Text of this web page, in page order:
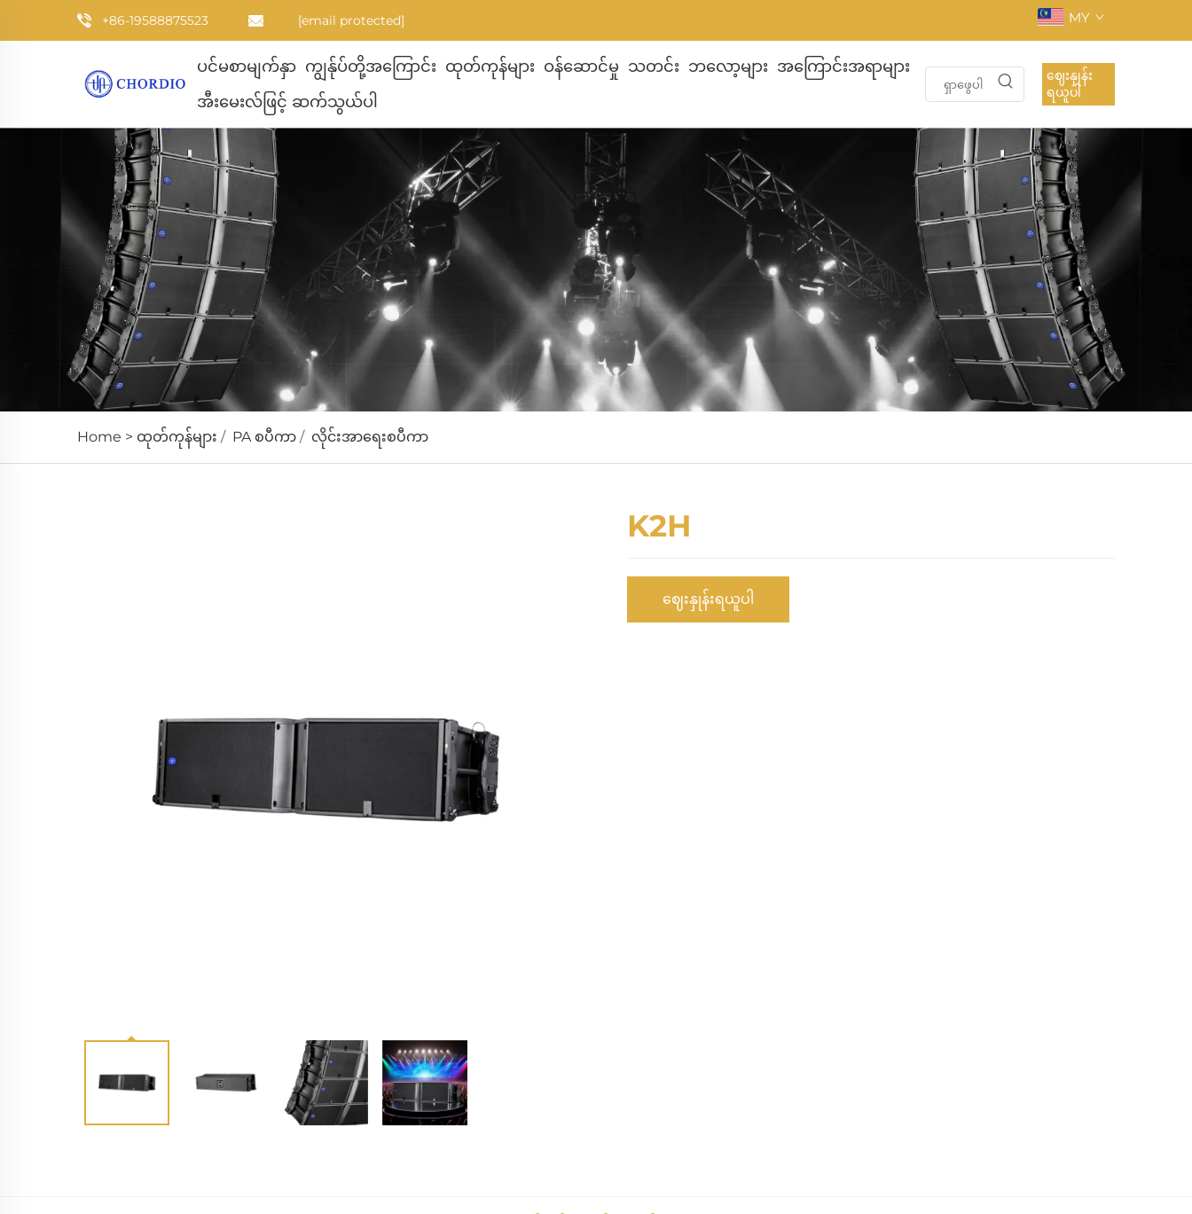
+86-19588875523 [email protected] MY
ပင်မစာမျက်နှာ ကျွန်ုပ်တို့အကြောင်း ထုတ်ကုန်များ ဝန်ဆောင်မှု သတင်း ဘလော့များ အကြောင်းအရာများ
အီးမေးလ်ဖြင့် ဆက်သွယ်ပါ
ဈေးနှုန်း
ရယူပါ
Home > ထုတ်ကုန်များ / PA စပီကာ / လိုင်းအာရေးစပီကာ
K2H
ဈေးနှုန်းရယူပါ